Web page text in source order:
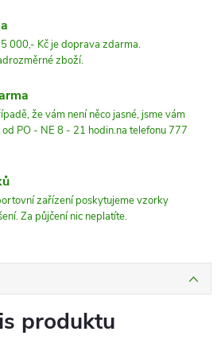
000,- Kč je doprava zdarma.
zboží.
že vám není něco jasné, jsme vám
PO - NE 8 - 21 hodin.na telefonu 777
zařízení poskytujeme vzorky
Za půjčení nic neplatíte.
produktu